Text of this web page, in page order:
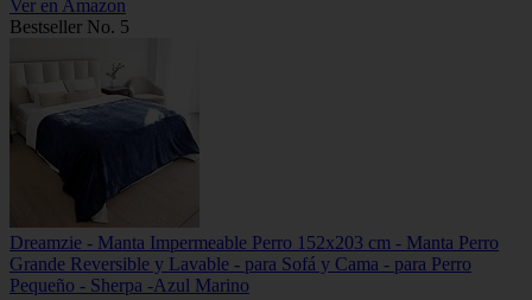
Ver en Amazon
Bestseller No. 5
Dreamzie - Manta Impermeable Perro 152x203 cm - Manta Perro
Grande Reversible y Lavable - para Sofá y Cama - para Perro
Pequeño - Sherpa -Azul Marino